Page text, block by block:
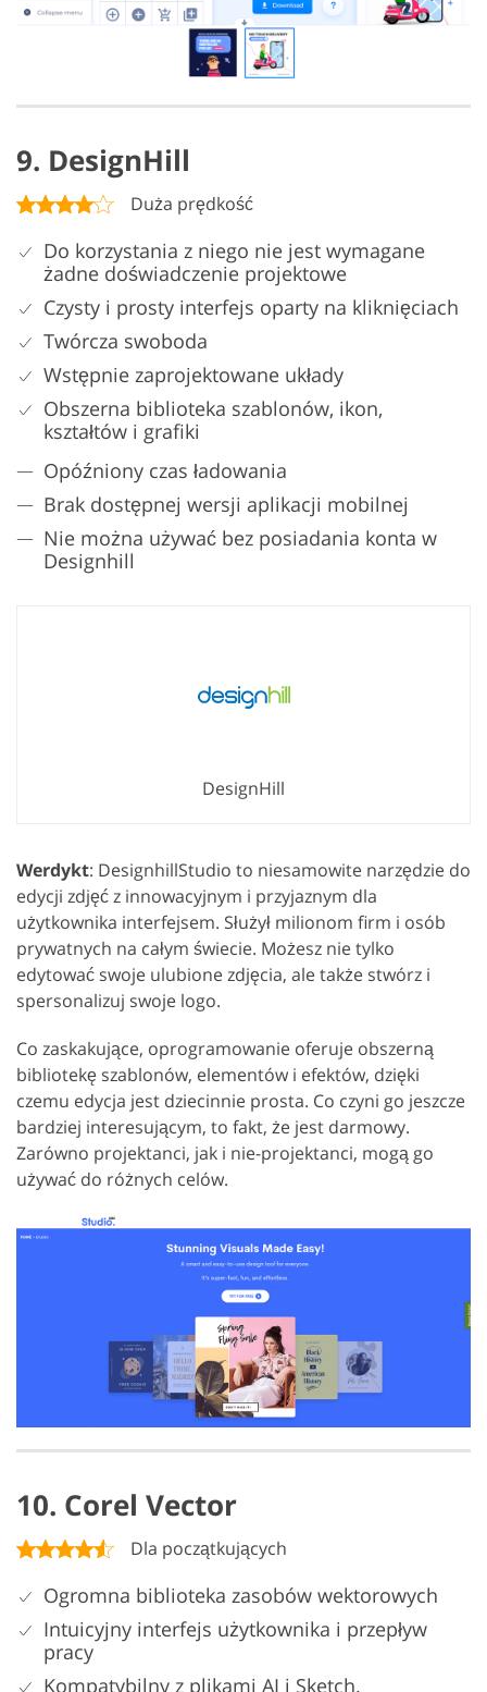
9. DesignHill
Duża prędkość
Do korzystania z niego nie jest wymagane
żadne doświadczenie projektowe
Czysty i prosty interfejs oparty na kliknięciach
Twórcza swoboda
Wstępnie zaprojektowane układy
Obszerna biblioteka szablonów, ikon,
kształtów i grafiki
Opóźniony czas ładowania
Brak dostępnej wersji aplikacji mobilnej
Nie można używać bez posiadania konta w
Designhill
DesignHill
Werdykt: DesignhillStudio to niesamowite narzędzie do
edycji zdjęć z innowacyjnym i przyjaznym dla
użytkownika interfejsem. Służył milionom firm i osób
prywatnych na całym świecie. Możesz nie tylko
edytować swoje ulubione zdjęcia, ale także stwórz i
spersonalizuj swoje logo.
Co zaskakujące, oprogramowanie oferuje obszerną
bibliotekę szablonów, elementów i efektów, dzięki
czemu edycja jest dziecinnie prosta. Co czyni go jeszcze
bardziej interesującym, to fakt, że jest darmowy.
Zarówno projektanci, jak i nie-projektanci, mogą go
używać do różnych celów.
10. Corel Vector
Dla początkujących
Ogromna biblioteka zasobów wektorowych
Intuicyjny interfejs użytkownika i przepływ
pracy
Kompatybilny z plikami AI i Sketch.